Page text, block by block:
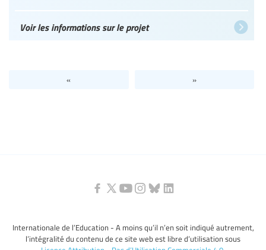
Voir les informations sur le projet
« »
Internationale de l’Education - A moins qu’il n’en soit indiqué autrement,
l’intégralité du contenu de ce site web est libre d’utilisation sous